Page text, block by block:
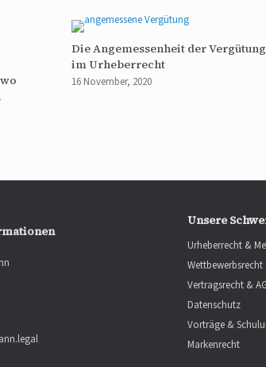
Die Angemessenheit der Vergütung
im Urheberrecht
16 November, 2020
Unsere
Urheberrecht &
Wettbewerbsrecht
Vertragsrecht &
Datenschutz
Vorträge &
Markenrecht